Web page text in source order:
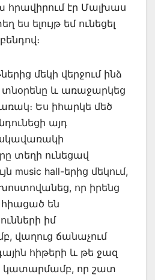
հրավիրում էր Մալխաս
ես ելույթ եմ ունեցել
մեկի վերջում ինձ
և առաջարկեց
Ես իհարկե մեծ
այդ
տեղի ունեցավ
music hall-երից մեկում,
որ իրենց
հիացած են
իմ
վաղուց ճանաչում
հիթերի և թե ջազ
որ շատ